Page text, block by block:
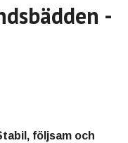
-
följsam och